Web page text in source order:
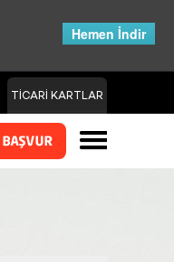
Hemen İndir
TİCARİ KARTLAR